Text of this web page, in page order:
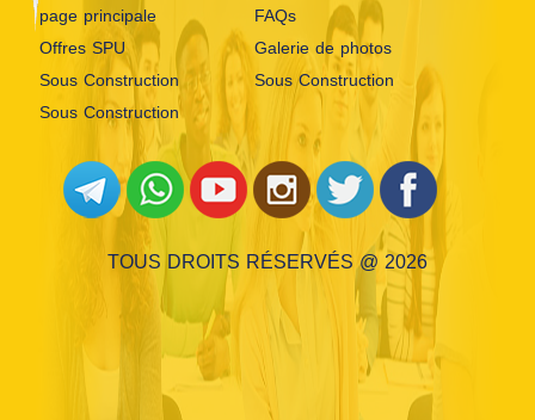
page principale
FAQs
Offres SPU
Galerie de photos
Sous Construction
Sous Construction
Sous Construction
TOUS DROITS RÉSERVÉS @ 2026